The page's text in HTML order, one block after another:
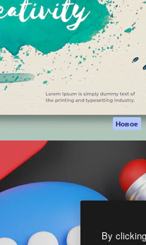
Генератор
ИИ
Генератор
на основе ИИ
Стоковый
MCP для
Claude/
Агенты Новое
API
Мобильное
приложение
Все
Magnific
By